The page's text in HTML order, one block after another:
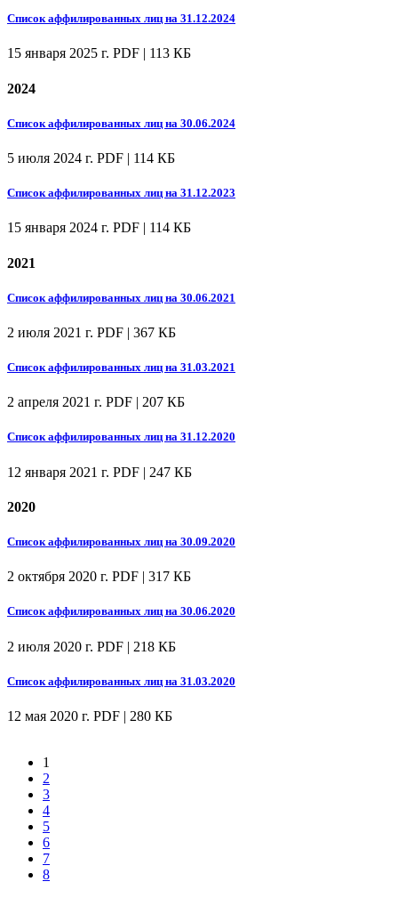
Список аффилированных лиц на 31.12.2024
15 января 2025 г. PDF | 113 КБ
2024
Список аффилированных лиц на 30.06.2024
5 июля 2024 г. PDF | 114 КБ
Список аффилированных лиц на 31.12.2023
15 января 2024 г. PDF | 114 КБ
2021
Список аффилированных лиц на 30.06.2021
2 июля 2021 г. PDF | 367 КБ
Список аффилированных лиц на 31.03.2021
2 апреля 2021 г. PDF | 207 КБ
Список аффилированных лиц на 31.12.2020
12 января 2021 г. PDF | 247 КБ
2020
Список аффилированных лиц на 30.09.2020
2 октября 2020 г. PDF | 317 КБ
Список аффилированных лиц на 30.06.2020
2 июля 2020 г. PDF | 218 КБ
Список аффилированных лиц на 31.03.2020
12 мая 2020 г. PDF | 280 КБ
1
2
3
4
5
6
7
8